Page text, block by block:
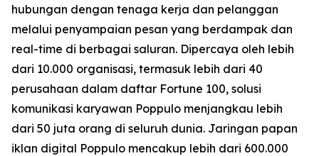
hubungan dengan tenaga kerja dan pelanggan
melalui penyampaian pesan yang berdampak dan
real-time di berbagai saluran. Dipercaya oleh lebih
dari 10.000 organisasi, termasuk lebih dari 40
perusahaan dalam daftar Fortune 100, solusi
komunikasi karyawan Poppulo menjangkau lebih
dari 50 juta orang di seluruh dunia. Jaringan papan
iklan digital Poppulo mencakup lebih dari 600.000